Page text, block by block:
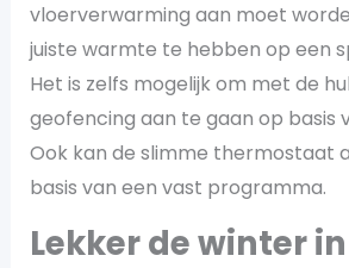
vloerverwarming aan moet
juiste warmte te hebben op een
Het is zelfs mogelijk om met de
geofencing aan te gaan op basis
Ook kan de slimme thermostaat
basis van een vast programma.
Lekker de winter in